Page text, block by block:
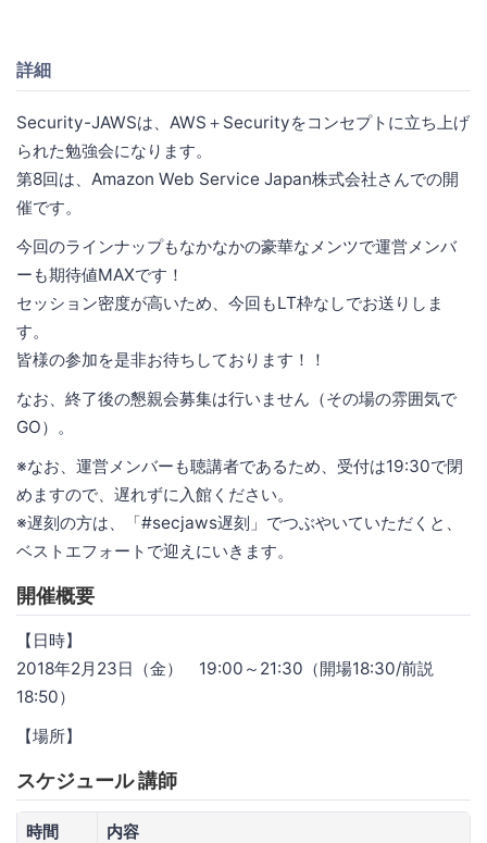
詳細
Security-JAWSは、AWS＋Securityをコンセプトに立ち上げ
られた勉強会になります。
第8回は、Amazon Web Service Japan株式会社さんでの開
催です。
今回のラインナップもなかなかの豪華なメンツで運営メンバ
ーも期待値MAXです！
セッション密度が高いため、今回もLT枠なしでお送りしま
す。
皆様の参加を是非お待ちしております！！
なお、終了後の懇親会募集は行いません（その場の雰囲気で
GO）。
※なお、運営メンバーも聴講者であるため、受付は19:30で閉
めますので、遅れずに入館ください。
※遅刻の方は、「#secjaws遅刻」でつぶやいていただくと、
ベストエフォートで迎えにいきます。
開催概要
【日時】
2018年2月23日（金） 19:00～21:30（開場18:30/前説
18:50）
【場所】
スケジュール 講師
時間
内容